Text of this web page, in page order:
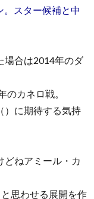
。スター候補と中
場合は2014年のダ
カネロ戦。
）に期待する気持
どねアミール・カ
思わせる展開を作